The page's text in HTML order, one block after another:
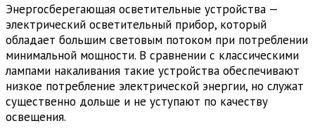
Энергосберегающая осветительные устройства —
электрический осветительный прибор, который
обладает большим световым потоком при потреблении
минимальной мощности. В сравнении с классическими
лампами накаливания такие устройства обеспечивают
низкое потребление электрической энергии, но служат
существенно дольше и не уступают по качеству
освещения.